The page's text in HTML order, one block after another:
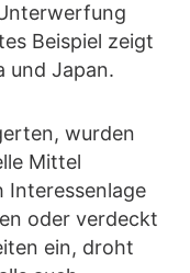
Beispiel zeigt
und Japan.
wurden
Mittel
Interessenlage
oder verdeckt
ein, droht